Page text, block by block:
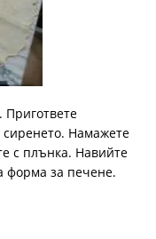
Пригответе
сиренето. Намажете
с плънка. Навийте
форма за печене.